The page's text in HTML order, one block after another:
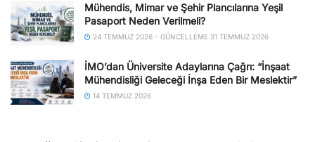
Mühendis, Mimar ve Şehir Plancılarına Yeşil
Pasaport Neden Verilmeli?
24 TEMMUZ 2026 - GÜNCELLEME 31 TEMMUZ 2026
İMO’dan Üniversite Adaylarına Çağrı: “İnşaat
Mühendisliği Geleceği İnşa Eden Bir Meslektir”
14 TEMMUZ 2026